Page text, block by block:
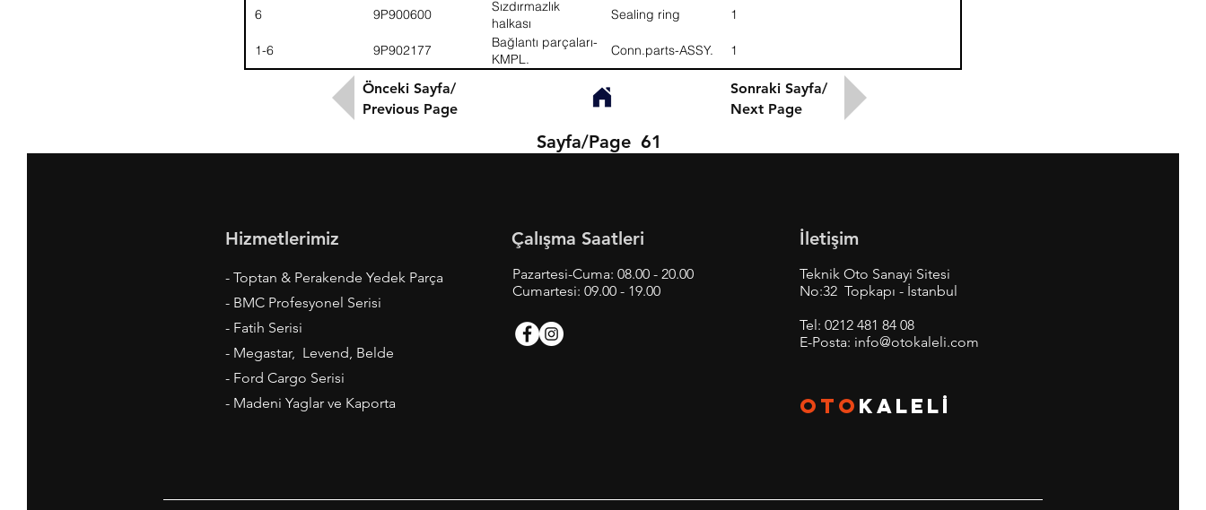
6 9P900600
Sızdırmazlık
halkası
Sealing ring 1
1-6 9P902177
Bağlantı parçaları-
KMPL.
Conn.parts-ASSY. 1
Önceki Sayfa/
Previous Page
Sonraki Sayfa/
Next Page
Sayfa/Page 61
Hizmetlerimiz
- Toptan & Perakende Yedek Parça
- BMC Profesyonel Serisi
- Fatih Serisi
- Megastar, Levend, Belde
- Ford Cargo Serisi
- Madeni Yaglar ve Kaporta
Çalışma Saatleri
Pazartesi-Cuma: 08.00 - 20.00
Cumartesi: 09.00 - 19.00
İletişim
Teknik Oto Sanayi Sitesi
No:32 Topkapı - İstanbul
Tel: 0212 481 84 08
E-Posta: info@otokaleli.com
OTO KALELİ